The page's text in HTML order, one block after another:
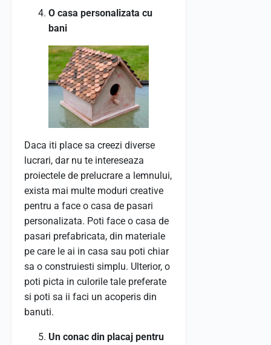
O casa personalizata cu
bani
Daca iti place sa creezi diverse
lucrari, dar nu te intereseaza
proiectele de prelucrare a lemnului,
exista mai multe moduri creative
pentru a face o casa de pasari
personalizata. Poti face o casa de
pasari prefabricata, din materiale
pe care le ai in casa sau poti chiar
sa o construiesti simplu. Ulterior, o
poti picta in culorile tale preferate
si poti sa ii faci un acoperis din
banuti.
Un conac din placaj pentru